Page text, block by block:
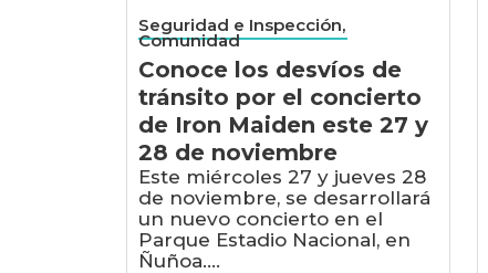
Seguridad e Inspección,
Comunidad
Conoce los desvíos de
tránsito por el concierto
de Iron Maiden este 27 y
28 de noviembre
Este miércoles 27 y jueves 28
de noviembre, se desarrollará
un nuevo concierto en el
Parque Estadio Nacional, en
Ñuñoa....